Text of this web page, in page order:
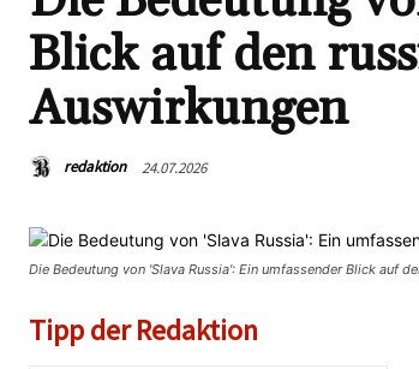
Blick auf den
Auswirkungen
redaktion 24.07.2026
Die Bedeutung von 'Slava Russia': Ein umfassender Blick auf
Tipp der Redaktion